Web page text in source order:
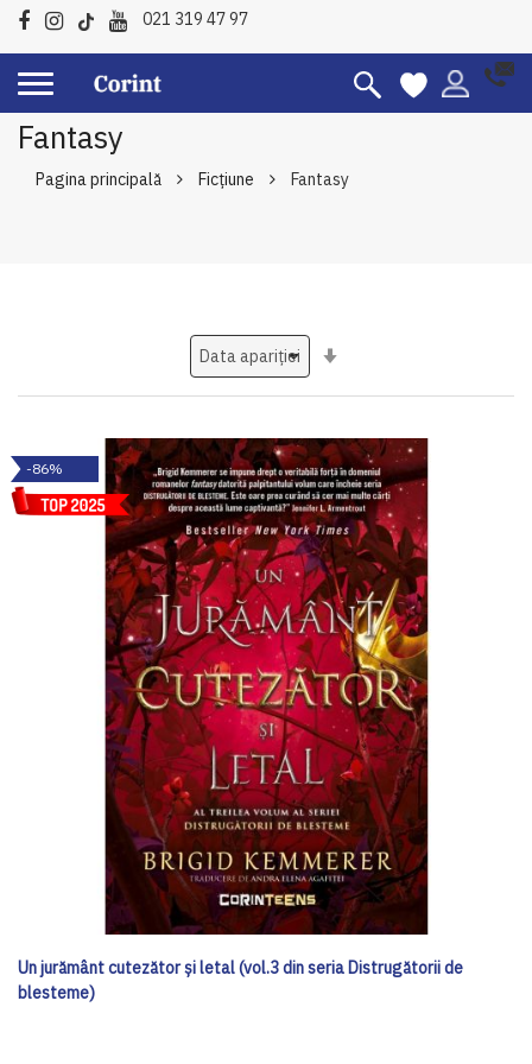
021 319 47 97
Fantasy
Pagina principală Ficțiune Fantasy
-86%
Un jurământ cutezător și letal (vol.3 din seria Distrugătorii de
blesteme)